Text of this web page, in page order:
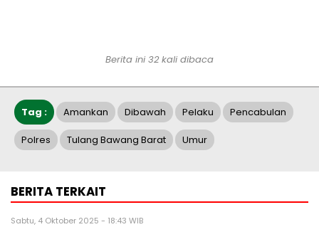
Berita ini 32 kali dibaca
Tag : Amankan Dibawah Pelaku Pencabulan
Polres Tulang Bawang Barat Umur
BERITA TERKAIT
Sabtu, 4 Oktober 2025 - 18:43 WIB